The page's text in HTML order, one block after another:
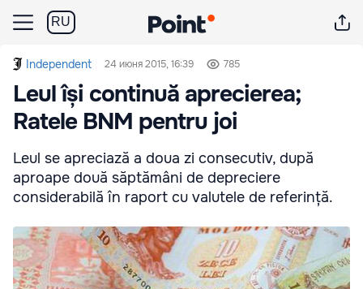
RU
Independent 24 июня 2015, 16:39 785
Leul își continuă aprecierea;
Ratele BNM pentru joi
Leul se apreciază a doua zi consecutiv, după
aproape două săptămâni de depreciere
considerabilă în raport cu valutele de referință.